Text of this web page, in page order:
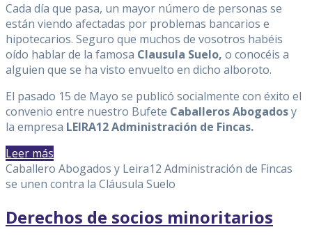
Cada día que pasa, un mayor número de personas se
están viendo afectadas por problemas bancarios e
hipotecarios. Seguro que muchos de vosotros habéis
oído hablar de la famosa Clausula Suelo, o conocéis a
alguien que se ha visto envuelto en dicho alboroto.
El pasado 15 de Mayo se publicó socialmente con éxito el
convenio entre nuestro Bufete Caballeros Abogadosy
la empresa LEIRA12 Administración de Fincas.
Leer más
Caballero Abogados y Leira12 Administración de Fincas
se unen contra la Cláusula Suelo
Derechos de socios minoritarios